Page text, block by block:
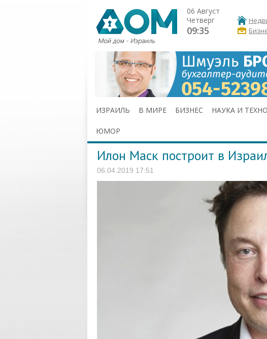
06 Август
Четверг
09:35
ИЗРАИЛЬ В МИРЕ БИЗНЕС НАУКА И
ЮМОР
Илон Маск построит в
06.04.2019 17:51